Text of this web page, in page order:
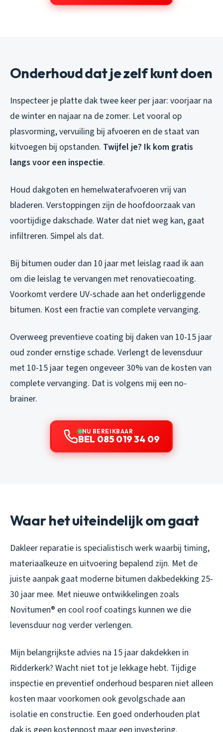
Onderhoud dat je zelf kunt doen
Inspecteer je platte dak twee keer per jaar: voorjaar na
de winter en najaar na de zomer. Let vooral op
plasvorming, vervuiling bij afvoeren en de staat van
kitvoegen bij opstanden. Twijfel je? Ik kom gratis
langs voor een inspectie.
Houd dakgoten en hemelwaterafvoeren vrij van
bladeren. Verstoppingen zijn de hoofdoorzaak van
voortijdige dakschade. Water dat niet weg kan, gaat
infiltreren. Simpel als dat.
Bij bitumen ouder dan 10 jaar met leislag raad ik aan
om die leislag te vervangen met renovatiecoating.
Voorkomt verdere UV-schade aan het onderliggende
bitumen. Kost een fractie van complete vervanging.
Overweeg preventieve coating bij daken van 10-15 jaar
oud zonder ernstige schade. Verlengt de levensduur
met 10-15 jaar tegen ongeveer 30% van de kosten van
complete vervanging. Dat is volgens mij een no-
brainer.
NU BEREIKBAAR
BEL 085 019 34 09
Waar het uiteindelijk om gaat
Dakleer reparatie is specialistisch werk waarbij timing,
materiaalkeuze en uitvoering bepalend zijn. Met de
juiste aanpak gaat moderne bitumen dakbedekking 25-
30 jaar mee. Met nieuwe ontwikkelingen zoals
Novitumen® en cool roof coatings kunnen we die
levensduur nog verder verlengen.
Mijn belangrijkste advies na 15 jaar dakdekken in
Ridderkerk? Wacht niet tot je lekkage hebt. Tijdige
inspectie en preventief onderhoud besparen niet alleen
kosten maar voorkomen ook gevolgschade aan
isolatie en constructie. Een goed onderhouden plat